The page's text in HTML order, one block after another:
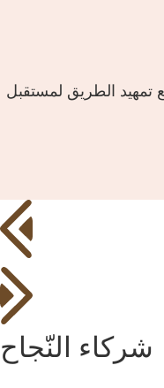
تمهيد الطريق لمستقبل
شركاء النّجاح